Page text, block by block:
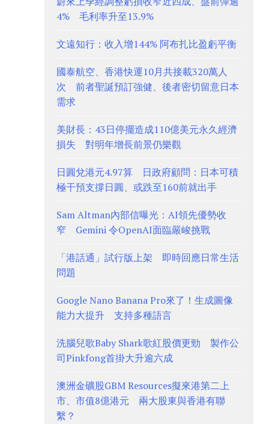
4% 毛利率升至13.9%
文遠知行：收入增144% 阿布扎比盈虧平衡
國泰航空、香港快運10月共接載320萬人
次 前者聖誕預訂強健、後者密切留意日本
需求
美財長：43日停擺造成110億美元永久經濟
損失 對明年增長前景仍樂觀
日圓兌港元4.97算 日政府顧問：日本可積
極干預支撐日圓、或跌至160前就出手
Sam Altman內部信曝光：AI領先優勢收
窄 Gemini 令OpenAI面臨嚴峻挑戰
「港話通」試行版上架 即時回應日常生活
問題
Google Nano Banana Pro來了！生成圖像
能力大提升 支持多種語言
洗腦兒歌Baby Shark歌紅股價更勁 製作公
司Pinkfong首掛大升逾六成
澳洲金礦股GBM Resources擬來港第二上
市、市值8億港元 兩大股東與香港有聯
繫？